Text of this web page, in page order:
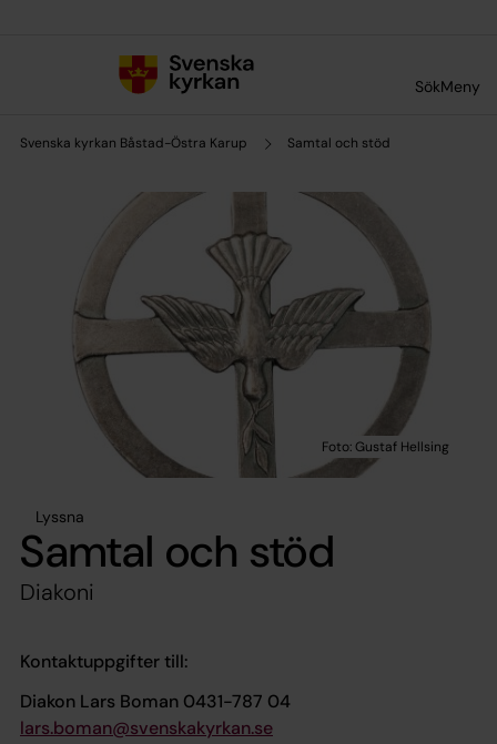
SökMeny
Svenska kyrkan Båstad-Östra Karup Samtal och stöd
Lyssna
Samtal och stöd
Diakoni
Kontaktuppgifter till:
Diakon Lars Boman 0431-787 04
lars.boman@svenskakyrkan.se